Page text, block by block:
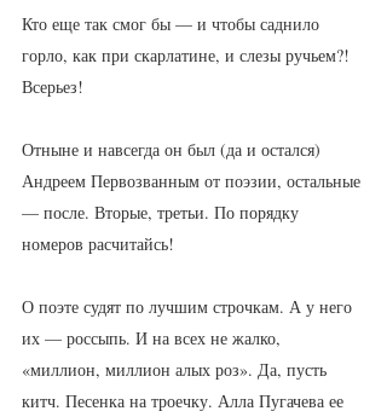
Кто еще так смог бы — и чтобы саднило
горло, как при скарлатине, и слезы ручьем?!
Всерьез!
Отныне и навсегда он был (да и остался)
Андреем Первозванным от поэзии, остальные
— после. Вторые, третьи. По порядку
номеров расчитайсь!
О поэте судят по лучшим строчкам. А у него
их — россыпь. И на всех не жалко,
«миллион, миллион алых роз». Да, пусть
китч. Песенка на троечку. Алла Пугачева ее